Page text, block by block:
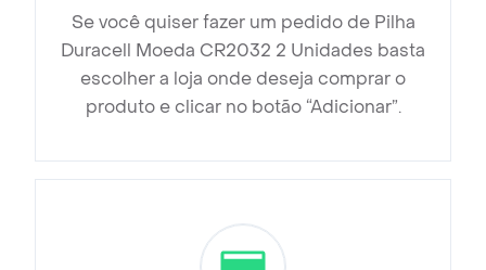
Se você quiser fazer um pedido de Pilha
Duracell Moeda CR2032 2 Unidades basta
escolher a loja onde deseja comprar o
produto e clicar no botão “Adicionar”.